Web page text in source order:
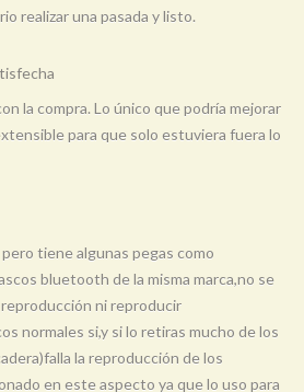
realizar una pasada y listo.
la compra. Lo único que podría mejorar
para que solo estuviera fuera lo
tiene algunas pegas como
bluetooth de la misma marca,no se
ni reproducir
normales si,y si lo retiras mucho de los
la reproducción de los
en este aspecto ya que lo uso para